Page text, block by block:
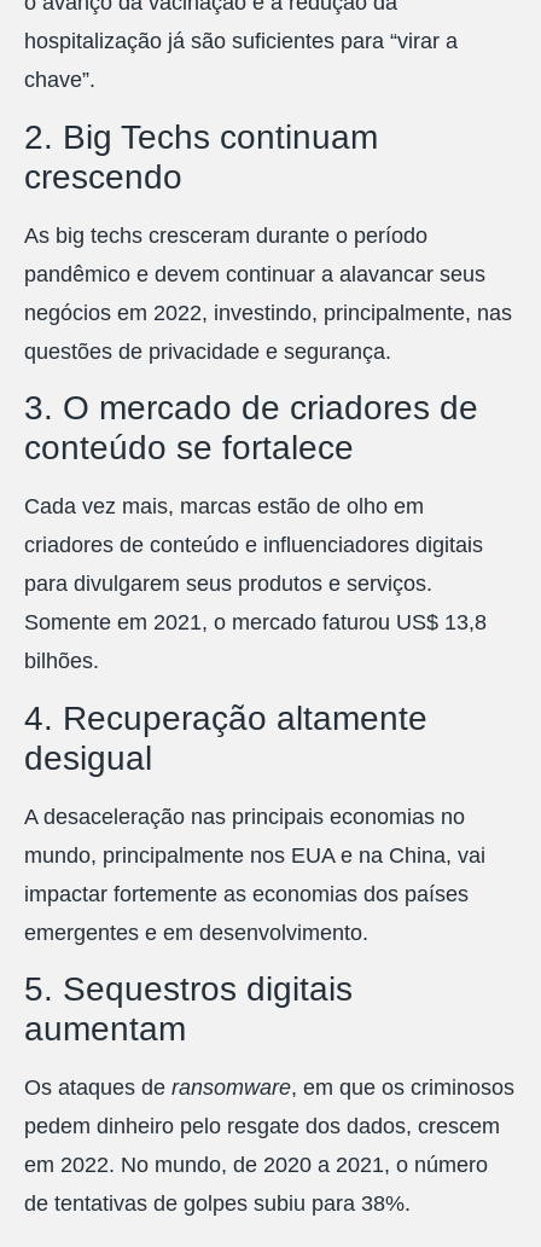
hospitalização já são suficientes para “virar a
chave”.
2. Big Techs continuam
crescendo
As big techs cresceram durante o período
pandêmico e devem continuar a alavancar seus
negócios em 2022, investindo, principalmente, nas
questões de privacidade e segurança.
3. O mercado de criadores de
conteúdo se fortalece
Cada vez mais, marcas estão de olho em
criadores de conteúdo e influenciadores digitais
para divulgarem seus produtos e serviços.
Somente em 2021, o mercado faturou US$ 13,8
bilhões.
4. Recuperação altamente
desigual
A desaceleração nas principais economias no
mundo, principalmente nos EUA e na China, vai
impactar fortemente as economias dos países
emergentes e em desenvolvimento.
5. Sequestros digitais
aumentam
Os ataques de ransomware, em que os criminosos
pedem dinheiro pelo resgate dos dados, crescem
em 2022. No mundo, de 2020 a 2021, o número
de tentativas de golpes subiu para 38%.